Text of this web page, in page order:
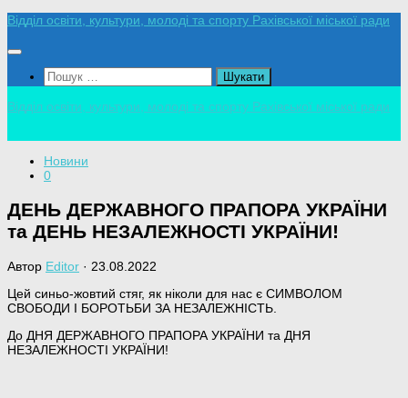
Skip
content
Відділ освіти, культури, молоді та спорту Рахівської міської ради
Пошук:
Відділ освіти, культури, молоді та спорту Рахівської міської ради
Новини
0
ДЕНЬ ДЕРЖАВНОГО ПРАПОРА УКРАЇНИ
та ДЕНЬ НЕЗАЛЕЖНОСТІ УКРАЇНИ!
Автор Editor · 23.08.2022
Цей синьо-жовтий стяг, як ніколи для нас є СИМВОЛОМ
СВОБОДИ І БОРОТЬБИ ЗА НЕЗАЛЕЖНІСТЬ.
До ДНЯ ДЕРЖАВНОГО ПРАПОРА УКРАЇНИ та ДНЯ
НЕЗАЛЕЖНОСТІ УКРАЇНИ!